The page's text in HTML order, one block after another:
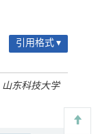
引用格式 ▾
山东科技大学